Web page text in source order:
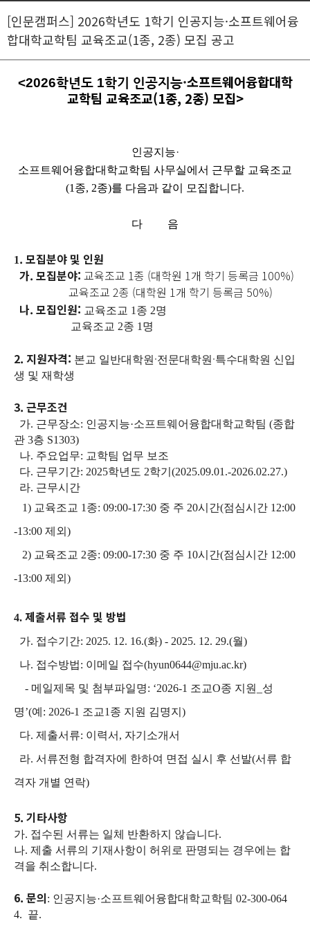
[인문캠퍼스] 2026학년도 1학기 인공지능·소프트웨어융
합대학교학팀 교육조교(1종, 2종) 모집 공고
<2026학년도 1학기 인공지능·소프트웨어융합대학
교학팀 교육조교(1종, 2종) 모집>
인공지능·
소프트웨어융합대학교학팀 사무실에서 근무할 교육조교
(1 종, 2종)를 다음과 같이 모집합니다.
다 음
1. 모집분야 및 인원
가. 모집분야: 교육조교 1종 (대학원 1개 학기 등록금 100%)
교육조교 2종 (대학원 1개 학기 등록금 50%)
나. 모집인원: 교육조교 1종 2명
교육조교 2종 1명
2. 지원자격: 본교 일반대학원 ·전문대학원 ·특수대학원 신입
생 및 재학생
3. 근무조건
가. 근무장소: 인공지능·소프트웨어융합대학교학팀 (종합
관 3층 S1303)
나. 주요업무: 교학팀 업무 보조
다. 근무기간: 2025학년도 2학기 (2025.09.01.-2026.02.27.)
라. 근무시간
1) 교육조교 1 종: 09:00-17:30 중 주 20시간(점심시간 12:00
-13:00 제외 )
2) 교육조교 2종: 09:00-17:30 중 주 10시간(점심시간 12:00
-13:00 제외 )
4. 제출서류 접수 및 방법
가. 접수기간: 2025. 12. 16.(화) - 2025. 12. 29.(월)
나. 접수방법: 이메일 접수(hyun0644@mju.ac.kr)
- 메일제목 및 첨부파일명: ‘2026-1 조교O종 지원
성
명’(예 : 2026-1 조교1 종 지원 김명지 )
다. 제출서류: 이력서 , 자기소개서
라. 서류전형 합격자에 한하여 면접 실시 후 선발(서류 합
격자 개별 연락)
5. 기타사항
가. 접수된 서류는 일체 반환하지 않습니다.
나. 제출 서류의 기재사항이 허위로 판명되는 경우에는 합
격을 취소합니다.
6. 문의: 인공지능·소프트웨어융합대학교학팀 02-300-064
4. 끝.